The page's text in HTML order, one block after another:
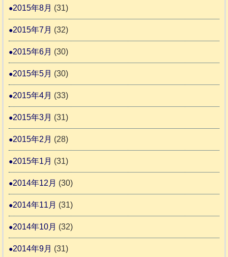
2015年8月 (31)
2015年7月 (32)
2015年6月 (30)
2015年5月 (30)
2015年4月 (33)
2015年3月 (31)
2015年2月 (28)
2015年1月 (31)
2014年12月 (30)
2014年11月 (31)
2014年10月 (32)
2014年9月 (31)